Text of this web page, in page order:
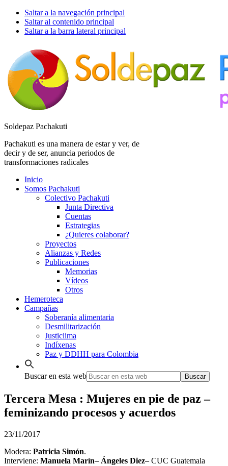
Saltar a la navegación principal
Saltar al contenido principal
Saltar a la barra lateral principal
Soldepaz Pachakuti
Pachakuti es una manera de estar y ver, de
decir y de ser, anuncia periodos de
transformaciones radicales
Inicio
Somos Pachakuti
Colectivo Pachakuti
Junta Directiva
Cuentas
Estrategias
¿Quieres colaborar?
Proyectos
Alianzas y Redes
Publicaciones
Memorias
Vídeos
Otros
Hemeroteca
Campañas
Soberanía alimentaria
Desmilitarización
Justiclima
Indíxenas
Paz y DDHH para Colombia
Buscar en esta web
Tercera Mesa : Mujeres en pie de paz –
feminizando procesos y acuerdos
23/11/2017
Modera: Patricia Simón.
Interviene: Manuela Marín– Ángeles Diez– CUC Guatemala